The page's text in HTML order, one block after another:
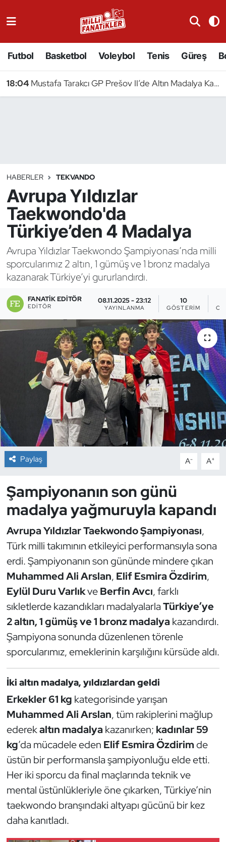
Futbol Basketbol Voleybol Tenis Güreş
18:04 Mustafa Tarakcı GP Prešov II’de Altın Madalya Kazandı
HABERLER TEKVANDO
Avrupa Yıldızlar
Taekwondo'da
Türkiye’den 4 Madalya
Avrupa Yıldızlar Taekwondo Şampiyonası’nda milli
sporcularımız 2 altın, 1 gümüş ve 1 bronz madalya
kazanarak Türkiye’yi gururlandırdı.
FANATIK EDITÖR
EDITÖR
08.11.2025 - 23:12
YAYINLANMA
10
GÖSTERIM
Paylaş A- A+
Şampiyonanın son günü
madalya yağmuruyla kapandı
Avrupa Yıldızlar Taekwondo Şampiyonası,
Türk milli takımının etkileyici performansıyla sona
erdi. Şampiyonanın son gününde mindere çıkan
Muhammed Ali Arslan, Elif Esmira Özdirim,
Eylül Duru VarlıkveBerfin Avcı, farklı
sıkletlerde kazandıkları madalyalarlaTürkiye’ye
2 altın, 1 gümüş ve 1 bronz madalyakazandırdı.
Şampiyona sonunda düzenlenen törenle
sporcularımız, emeklerinin karşılığını kürsüde aldı.
İki altın madalya, yıldızlardan geldi
Erkekler 61 kg kategorisinde yarışan
Muhammed Ali Arslan, tüm rakiplerini mağlup
ederekaltın madalyakazanırken; kadınlar 59
kg’da mücadele eden Elif Esmira Özdirimde
üstün bir performansla şampiyonluğu elde etti.
Her iki sporcu da final maçlarında teknik ve
mental üstünlükleriyle öne çıkarken, Türkiye’nin
taekwondo branşındaki altyapı gücünü bir kez
daha kanıtladı.
Badminton
Binicilik
Bisiklet
Bocce Bowling Dart
Boks
Briç
Buz Hokeyi
Buz Pateni
Çim Hokeyi
Cimnastik
Curling
Dağcılık
Dövüş Sanatı
E-Spor
Eskrim
Futbol
Futsal
Genel
Golf
Güreş
Hava Sporları
Hentbol
İşitme Engelli Sporcular
Judo ve Kuraş
Kano ve Rafting